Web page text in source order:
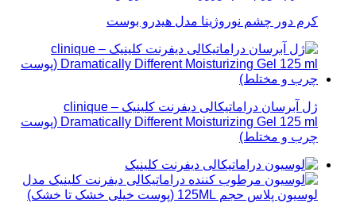
کرم دور چشم نوروژینا مدل هیدرو بوست
ژل آبرسان دراماتیکالی دیفرنت کلینیک – clinique
Dramatically Different Moisturizing Gel 125 ml (پوست
چرب و مختلط)